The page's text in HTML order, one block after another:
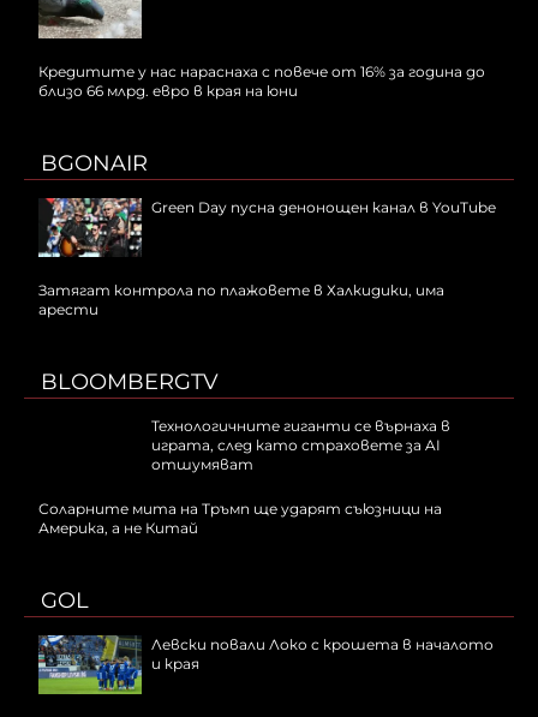
Кредитите у нас нараснаха с повече от 16% за година до
близо 66 млрд. евро в края на юни
BGONAIR
Green Day пусна денонощен канал в YouTube
Затягат контрола по плажовете в Халкидики, има
арести
BLOOMBERGTV
Технологичните гиганти се върнаха в
играта, след като страховете за AI
отшумяват
Соларните мита на Тръмп ще ударят съюзници на
Америка, а не Китай
GOL
Левски повали Локо с крошета в началото
и края